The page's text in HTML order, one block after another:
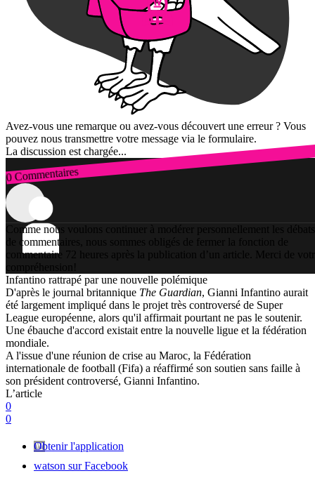
Avez-vous une remarque ou avez-vous découvert une erreur ? Vous
pouvez nous transmettre votre message via le formulaire.
La discussion est chargée...
0 Commentaires
Connexion
Comme nous voulons continuer à modérer personnellement les débats
de commentaires, nous sommes obligés de fermer la fonction de
commentaire 72 heures après la publication d’un article. Merci de
compréhension!
Infantino rattrapé par une nouvelle polémique
D'après le journal britannique The Guardian, Gianni Infantino aurait
été largement impliqué dans le projet très controversé de Super
League européenne, alors qu'il affirmait pourtant ne pas le soutenir.
Une ébauche d'accord existait entre la nouvelle ligue et la fédération
mondiale.
A l'issue d'une réunion de crise au Maroc, la Fédération
internationale de football (Fifa) a réaffirmé son soutien sans faille à
son président controversé, Gianni Infantino.
L’article
0
0
Obtenir l'application
watson sur Facebook